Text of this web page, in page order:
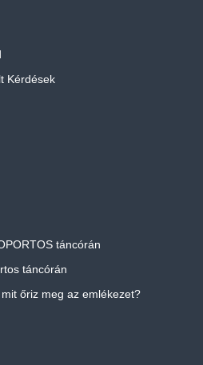
Kérdések
táncórán
táncórán
őriz meg az emlékezet?